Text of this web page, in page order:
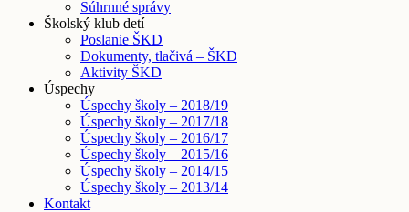
Súhrnné správy
Školský klub detí
Poslanie ŠKD
Dokumenty, tlačivá – ŠKD
Aktivity ŠKD
Úspechy
Úspechy školy – 2018/19
Úspechy školy – 2017/18
Úspechy školy – 2016/17
Úspechy školy – 2015/16
Úspechy školy – 2014/15
Úspechy školy – 2013/14
Kontakt